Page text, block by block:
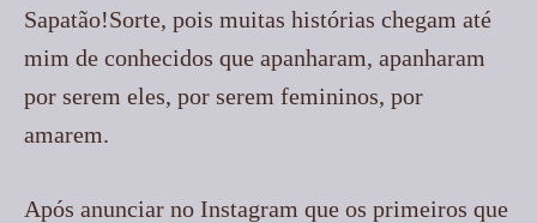
Sapatão!Sorte, pois muitas histórias chegam até
mim de conhecidos que apanharam, apanharam
por serem eles, por serem femininos, por
amarem.
Após anunciar no Instagram que os primeiros que